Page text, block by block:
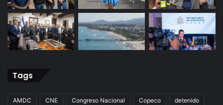
Tags
AMDC CNE Congreso Nacional Copeco detenido